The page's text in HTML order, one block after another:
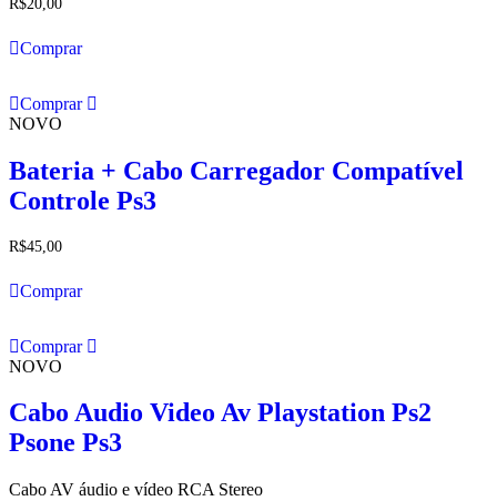
R$20,00
Comprar
Comprar
NOVO
Bateria + Cabo Carregador Compatível
Controle Ps3
R$45,00
Comprar
Comprar
NOVO
Cabo Audio Video Av Playstation Ps2
Psone Ps3
Cabo AV áudio e vídeo RCA Stereo